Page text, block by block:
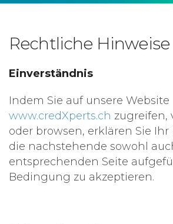
Rechtliche Hinweise
Einverständnis
Indem Sie auf unsere Website
www.credXperts.ch zugreifen,
oder browsen, erklären Sie
die nachstehende sowohl
entsprechenden Seite
Bedingung zu akzeptieren.